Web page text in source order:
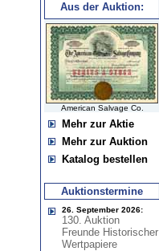
Aus der Auktion:
American Salvage Co.
Mehr zur Aktie
Mehr zur Auktion
Katalog bestellen
Auktionstermine
26. September 2026:
130. Auktion
Freunde Historischer
Wertpapiere